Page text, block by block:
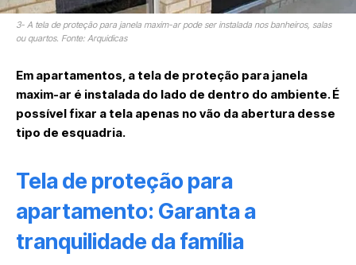
3- A tela de proteção para janela maxim-ar pode ser instalada nos banheiros, salas
ou quartos. Fonte: Arquidicas
Em apartamentos, a tela de proteção para janela
maxim-ar é instalada do lado de dentro do ambiente. É
possível fixar a tela apenas no vão da abertura desse
tipo de esquadria.
Tela de proteção para
apartamento: Garanta a
tranquilidade da família